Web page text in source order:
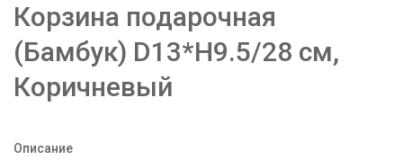
Корзина подарочная
(Бамбук) D13*H9.5/28 см,
Коричневый
Описание